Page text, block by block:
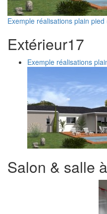
Exemple réalisations plain pied
Extérieur17
Exemple réalisations
Salon & salle